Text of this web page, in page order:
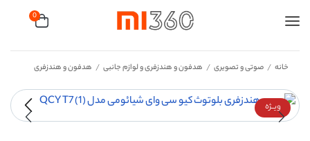
0
خانه / صوتی و تصویری / هدفون و هندزفری و لوازم جانبی / هدفون و هندزفری
ویــژه